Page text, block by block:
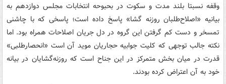
وقفه نسبتا بلند مدت و سکوت در بحبوحه انتخابات مجلس دوازدهم به
بیانیه «اصلاح‌طلبان روزنه گشا»‌ پاسخ داده است؛‌ پاسخی که با چاشنی
تمسخر و دست کم گرفتن این گروه در دل جریان اصلاحات همراه بود. اما
نکته جالب توجهی که کلیت جوابیه حجاریان موید آن است «انحصارطلبی»‌
قدرت در میان بخش متمرکز در این جناح است که روزنه‌گشایان در بیانه
خود به آن اعتراض کرده بودند.